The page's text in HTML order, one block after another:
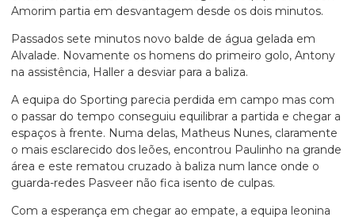
Amorim partia em desvantagem desde os dois minutos.
Passados sete minutos novo balde de água gelada em
Alvalade. Novamente os homens do primeiro golo, Antony
na assistência, Haller a desviar para a baliza.
A equipa do Sporting parecia perdida em campo mas com
o passar do tempo conseguiu equilibrar a partida e chegar a
espaços à frente. Numa delas, Matheus Nunes, claramente
o mais esclarecido dos leões, encontrou Paulinho na grande
área e este rematou cruzado à baliza num lance onde o
guarda-redes Pasveer não fica isento de culpas.
Com a esperança em chegar ao empate, a equipa leonina